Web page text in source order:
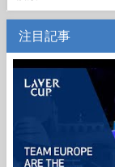
注目記事